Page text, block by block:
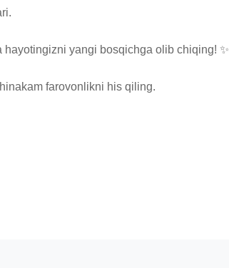
yangi bosqichga olib chiqing! ✨
farovonlikni his qiling.